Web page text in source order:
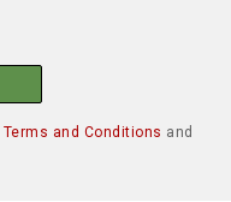
Terms and Conditions and